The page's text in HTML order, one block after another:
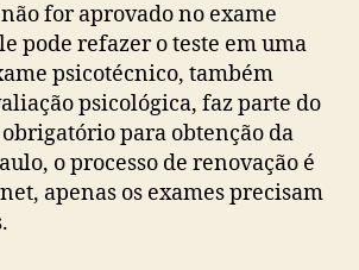
for aprovado no exame
pode refazer o teste em uma
psicotécnico, também
psicológica, faz parte do
para obtenção da
o processo de renovação é
apenas os exames precisam